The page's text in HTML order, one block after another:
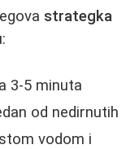
strategka
3-5 minuta
od nedirnutih
vodom i